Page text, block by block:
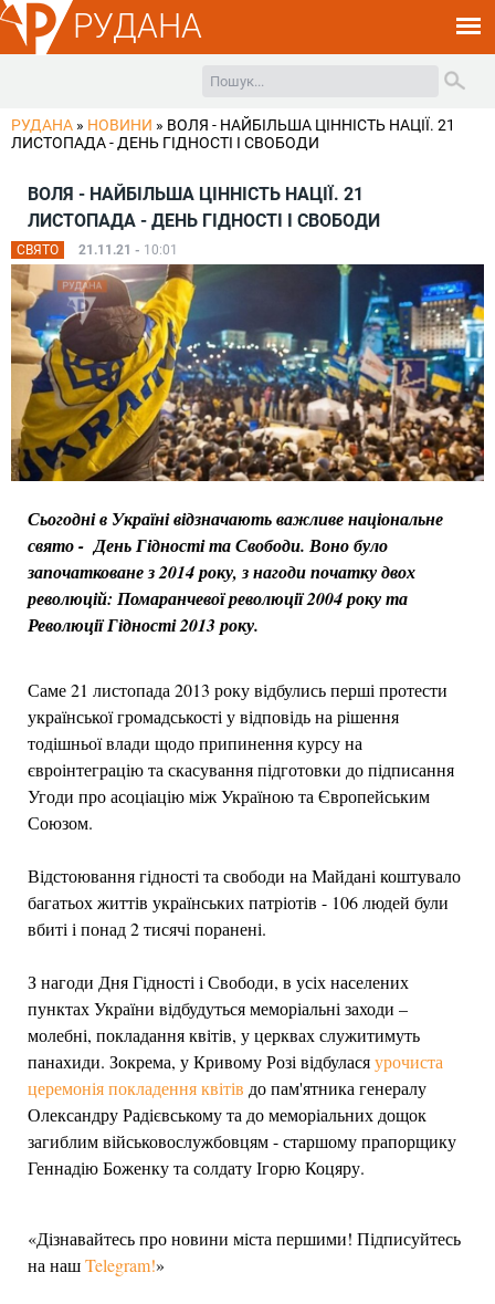
РУДАНА
РУДАНА » НОВИНИ » ВОЛЯ - НАЙБІЛЬША ЦІННІСТЬ НАЦІЇ. 21
ЛИСТОПАДА - ДЕНЬ ГІДНОСТІ І СВОБОДИ
ВОЛЯ - НАЙБІЛЬША ЦІННІСТЬ НАЦІЇ. 21
ЛИСТОПАДА - ДЕНЬ ГІДНОСТІ І СВОБОДИ
СВЯТО 21.11.21 - 10:01
Сьогодні в Україні відзначають важливе національне
свято - День Гідності та Свободи. Воно було
започатковане з 2014 року, з нагоди початку двох
революцій: Помаранчевої революції 2004 року та
Революції Гідності 2013 року.
Саме 21 листопада 2013 року відбулись перші протести
української громадськості у відповідь на рішення
тодішньої влади щодо припинення курсу на
євроінтеграцію та скасування підготовки до підписання
Угоди про асоціацію між Україною та Європейським
Союзом.
Відстоювання гідності та свободи на Майдані коштувало
багатьох життів українських патріотів - 106 людей були
вбиті і понад 2 тисячі поранені.
З нагоди Дня Гідності і Свободи, в усіх населених
пунктах України відбудуться меморіальні заходи –
молебні, покладання квітів, у церквах служитимуть
панахиди. Зокрема, у Кривому Розі відбуласяурочиста
церемонія покладення квітів до пам'ятника генералу
Олександру Радієвському та до меморіальних дощок
загиблим військовослужбовцям - старшому прапорщику
Геннадію Боженку та солдату Ігорю Коцяру.
«Дізнавайтесь про новини міста першими! Підписуйтесь
на нашTelegram!»